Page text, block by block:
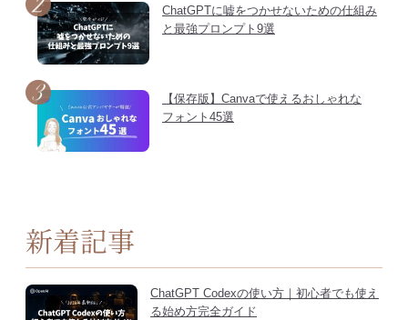
ChatGPTに嘘をつかせないための仕組み
と最強プロンプト9選
【保存版】Canvaで使えるおしゃれな
フォント45選
新着記事
ChatGPT Codexの使い方｜初心者でも使え
る始め方完全ガイド